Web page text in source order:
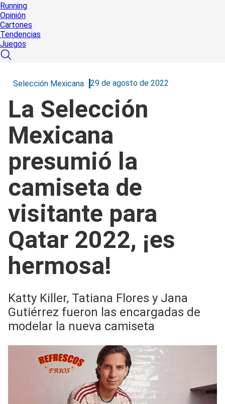
Running
Opinión
Cartones
Tendencias
Juegos
Selección Mexicana 29 de agosto de 2022
La Selección
Mexicana
presumió la
camiseta de
visitante para
Qatar 2022, ¡es
hermosa!
Katty Killer, Tatiana Flores y Jana
Gutiérrez fueron las encargadas de
modelar la nueva camiseta